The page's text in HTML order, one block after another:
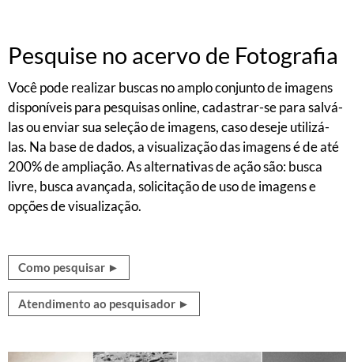
Pesquise no acervo de Fotografia
Você pode realizar buscas no amplo conjunto de imagens
disponíveis para pesquisas online, cadastrar-se para salvá-
las ou enviar sua seleção de imagens, caso deseje utilizá-
las. Na base de dados, a visualização das imagens é de até
200% de ampliação. As alternativas de ação são: busca
livre, busca avançada, solicitação de uso de imagens e
opções de visualização.
Como pesquisar ►
Atendimento ao pesquisador ►